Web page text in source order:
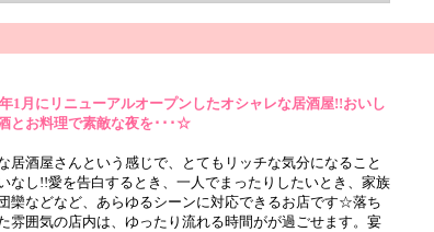
1月にリニューアルオープンしたオシャレな居酒屋!!おいし
とお料理で素敵な夜を･･･☆
居酒屋さんという感じで、とてもリッチな気分になること
なし!!愛を告白するとき、一人でまったりしたいとき、家族
欒などなど、あらゆるシーンに対応できるお店です☆落ち
雰囲気の店内は、ゆったり流れる時間がが過ごせます。宴